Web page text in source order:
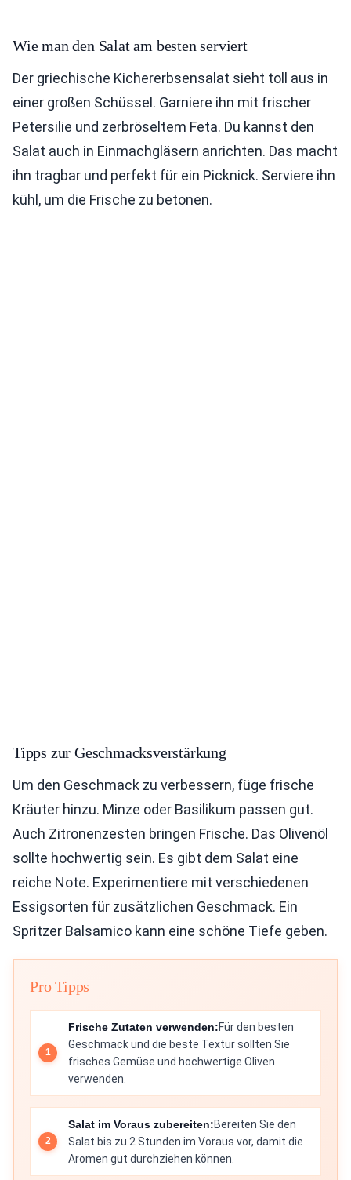
Wie man den Salat am besten serviert
Der griechische Kichererbsensalat sieht toll aus in
einer großen Schüssel. Garniere ihn mit frischer
Petersilie und zerbröseltem Feta. Du kannst den
Salat auch in Einmachgläsern anrichten. Das macht
ihn tragbar und perfekt für ein Picknick. Serviere ihn
kühl, um die Frische zu betonen.
Tipps zur Geschmacksverstärkung
Um den Geschmack zu verbessern, füge frische
Kräuter hinzu. Minze oder Basilikum passen gut.
Auch Zitronenzesten bringen Frische. Das Olivenöl
sollte hochwertig sein. Es gibt dem Salat eine
reiche Note. Experimentiere mit verschiedenen
Essigsorten für zusätzlichen Geschmack. Ein
Spritzer Balsamico kann eine schöne Tiefe geben.
Pro Tipps
Frische Zutaten verwenden:Für den besten
Geschmack und die beste Textur sollten Sie
frisches Gemüse und hochwertige Oliven
verwenden.
Salat im Voraus zubereiten:Bereiten Sie den
Salat bis zu 2 Stunden im Voraus vor, damit die
Aromen gut durchziehen können.